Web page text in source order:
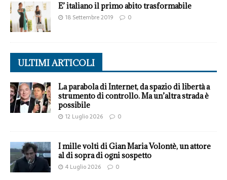
E’ italiano il primo abito trasformabile
18 Settembre 2019 0
ULTIMI ARTICOLI
La parabola di Internet, da spazio di libertà a
strumento di controllo. Ma un’altra strada è
possibile
12 Luglio 2026 0
I mille volti di Gian Maria Volontè, un attore
al di sopra di ogni sospetto
4 Luglio 2026 0